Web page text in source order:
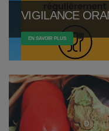
VIGILANCE
EN SAVOIR PLUS